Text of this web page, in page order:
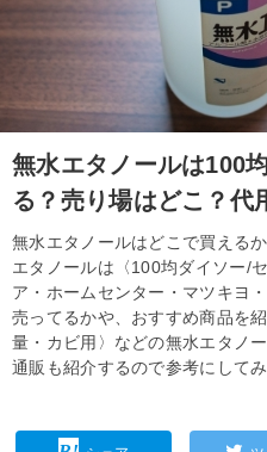
無水エタノールは100
る？売り場はどこ？代
無水エタノールはどこで買える
エタノールは〈100均ダイソー/
ア・ホームセンター・マツキヨ
売ってるかや、おすすめ商品を
量・カビ用〉などの無水エタノ
通販も紹介するので参考にしてみ